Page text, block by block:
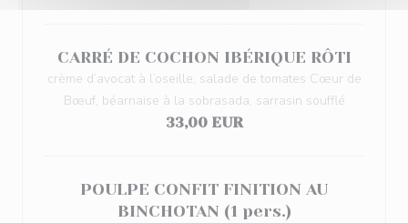
CARRÉ DE COCHON IBÉRIQUE RÔTI
crème d’avocat à l’oseille, salade de tomates Cœur de
Bœuf, béarnaise à la sobrasada, sarrasin soufflé
33,00 EUR
POULPE CONFIT FINITION AU
BINCHOTAN (1 pers.)